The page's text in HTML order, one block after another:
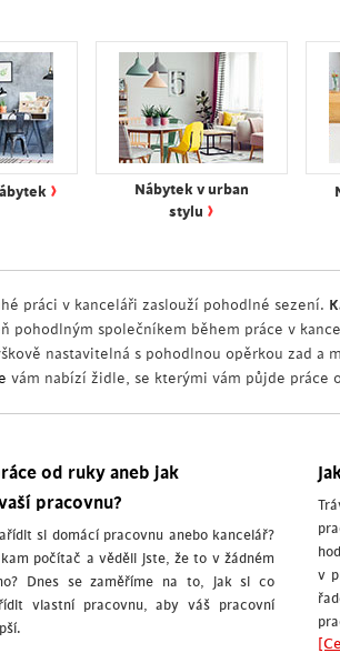
›
Nábytek v urban
stylu ›
práci v kanceláři zaslouží pohodlné sezení.
pohodlným společníkem během práce v
nastavitelná s pohodlnou opěrkou zad a
vám nabízí židle, se kterými vám půjde práce
od ruky aneb jak
pracovnu?
si domácí pracovnu anebo kancelář?
počítač a věděli jste, že to v žádném
Dnes se zaměříme na to, jak si co
vlastní pracovnu, aby váš pracovní
v